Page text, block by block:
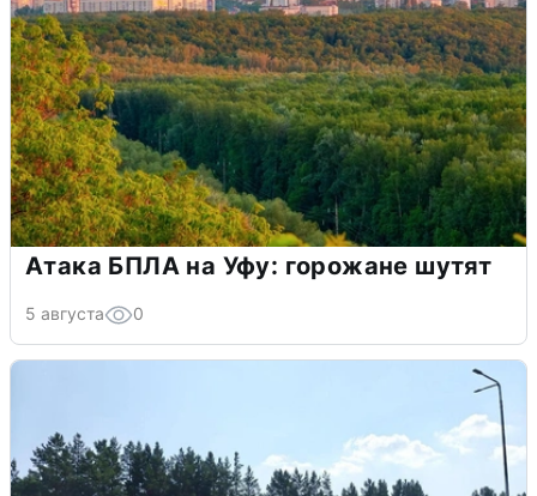
Атака БПЛА на Уфу: горожане шутят
5 августа 0